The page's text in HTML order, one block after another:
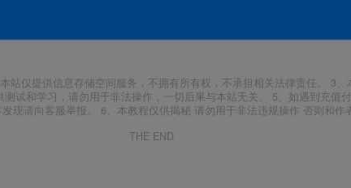
站仅提供信息存储空间服务，不拥有所有权，不承担相关法律责任。 3
试和学习，请勿用于非法操作，一切后果与本站无关。 5、如遇到充值
现请向客服举报。 6、本教程仅供揭秘 请勿用于非法违规操作 否则和作
THE END